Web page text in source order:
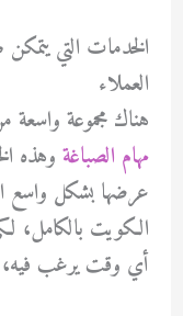
الخدمات التي
العملاء
هناك مجموعة
مهام الصباغةوهذه
عرضها بشكل واسع
الكويت بالكامل،
أي وقت يرغب فيه،